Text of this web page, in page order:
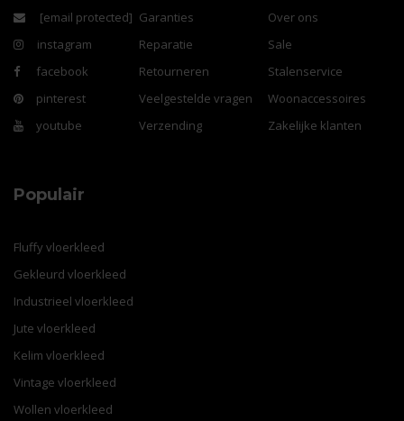
[email protected]
instagram
facebook
pinterest
youtube
Garanties
Reparatie
Retourneren
Veelgestelde vragen
Verzending
Over ons
Sale
Stalenservice
Woonaccessoires
Zakelijke klanten
Populair
Fluffy vloerkleed
Gekleurd vloerkleed
Industrieel vloerkleed
Jute vloerkleed
Kelim vloerkleed
Vintage vloerkleed
Wollen vloerkleed